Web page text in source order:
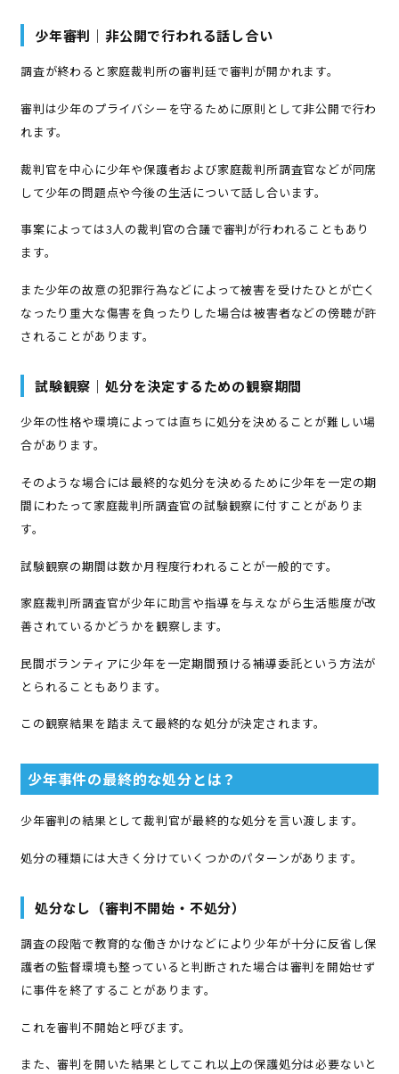
少年審判｜非公開で行われる話し合い
調査が終わると家庭裁判所の審判廷で審判が開かれます。
審判は少年のプライバシーを守るために原則として非公開で行わ
れます。
裁判官を中心に少年や保護者および家庭裁判所調査官などが同席
して少年の問題点や今後の生活について話し合います。
事案によっては3人の裁判官の合議で審判が行われることもあり
ます。
また少年の故意の犯罪行為などによって被害を受けたひとが亡く
なったり重大な傷害を負ったりした場合は被害者などの傍聴が許
されることがあります。
試験観察｜処分を決定するための観察期間
少年の性格や環境によっては直ちに処分を決めることが難しい場
合があります。
そのような場合には最終的な処分を決めるために少年を一定の期
間にわたって家庭裁判所調査官の試験観察に付すことがありま
す。
試験観察の期間は数か月程度行われることが一般的です。
家庭裁判所調査官が少年に助言や指導を与えながら生活態度が改
善されているかどうかを観察します。
民間ボランティアに少年を一定期間預ける補導委託という方法が
とられることもあります。
この観察結果を踏まえて最終的な処分が決定されます。
少年事件の最終的な処分とは？
少年審判の結果として裁判官が最終的な処分を言い渡します。
処分の種類には大きく分けていくつかのパターンがあります。
処分なし（審判不開始・不処分）
調査の段階で教育的な働きかけなどにより少年が十分に反省し保
護者の監督環境も整っていると判断された場合は審判を開始せず
に事件を終了することがあります。
これを審判不開始と呼びます。
また、審判を開いた結果としてこれ以上の保護処分は必要ないと